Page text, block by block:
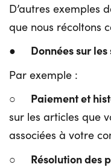
D’autres exemples
que nous récoltons
● Données sur
Par exemple :
○ Paiement et
sur les articles que
associées à votre
○ Résolution des